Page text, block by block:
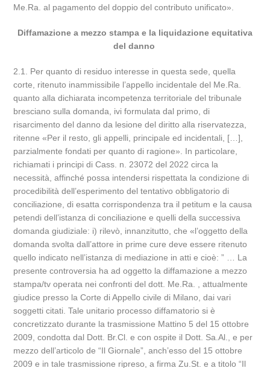
Me.Ra. al pagamento del doppio del contributo unificato».
Diffamazione a mezzo stampa e la liquidazione equitativa
del danno
2.1. Per quanto di residuo interesse in questa sede, quella
corte, ritenuto inammissibile l’appello incidentale del Me.Ra.
quanto alla dichiarata incompetenza territoriale del tribunale
bresciano sulla domanda, ivi formulata dal primo, di
risarcimento del danno da lesione del diritto alla riservatezza,
ritenne «Per il resto, gli appelli, principale ed incidentali, […],
parzialmente fondati per quanto di ragione». In particolare,
richiamati i principi di Cass. n. 23072 del 2022 circa la
necessità, affinché possa intendersi rispettata la condizione di
procedibilità dell’esperimento del tentativo obbligatorio di
conciliazione, di esatta corrispondenza tra il petitum e la causa
petendi dell’istanza di conciliazione e quelli della successiva
domanda giudiziale: i) rilevò, innanzitutto, che «l’oggetto della
domanda svolta dall’attore in prime cure deve essere ritenuto
quello indicato nell’istanza di mediazione in atti e cioè: ” … La
presente controversia ha ad oggetto la diffamazione a mezzo
stampa/tv operata nei confronti del dott. Me.Ra. , attualmente
giudice presso la Corte di Appello civile di Milano, dai vari
soggetti citati. Tale unitario processo diffamatorio si è
concretizzato durante la trasmissione Mattino 5 del 15 ottobre
2009, condotta dal Dott. Br.Cl. e con ospite il Dott. Sa.Al., e per
mezzo dell’articolo de “Il Giornale”, anch’esso del 15 ottobre
2009 e in tale trasmissione ripreso, a firma Zu.St. e a titolo “Il